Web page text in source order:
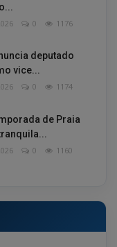
0 1176
deputado
vice...
0 1174
de Praia
0 1160